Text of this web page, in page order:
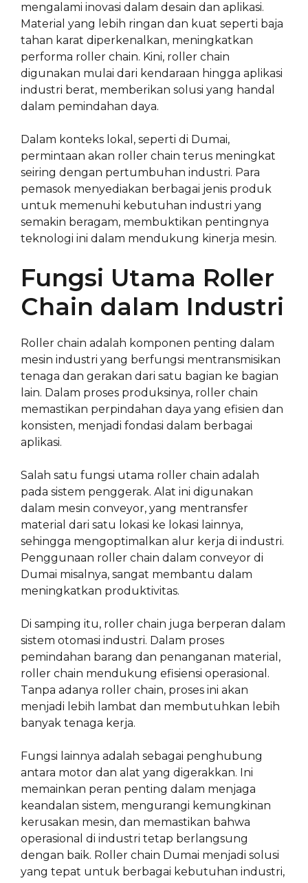
mengalami inovasi dalam desain dan aplikasi.
Material yang lebih ringan dan kuat seperti baja
tahan karat diperkenalkan, meningkatkan
performa roller chain. Kini, roller chain
digunakan mulai dari kendaraan hingga aplikasi
industri berat, memberikan solusi yang handal
dalam pemindahan daya.
Dalam konteks lokal, seperti di Dumai,
permintaan akan roller chain terus meningkat
seiring dengan pertumbuhan industri. Para
pemasok menyediakan berbagai jenis produk
untuk memenuhi kebutuhan industri yang
semakin beragam, membuktikan pentingnya
teknologi ini dalam mendukung kinerja mesin.
Fungsi Utama Roller
Chain dalam Industri
Roller chain adalah komponen penting dalam
mesin industri yang berfungsi mentransmisikan
tenaga dan gerakan dari satu bagian ke bagian
lain. Dalam proses produksinya, roller chain
memastikan perpindahan daya yang efisien dan
konsisten, menjadi fondasi dalam berbagai
aplikasi.
Salah satu fungsi utama roller chain adalah
pada sistem penggerak. Alat ini digunakan
dalam mesin conveyor, yang mentransfer
material dari satu lokasi ke lokasi lainnya,
sehingga mengoptimalkan alur kerja di industri.
Penggunaan roller chain dalam conveyor di
Dumai misalnya, sangat membantu dalam
meningkatkan produktivitas.
Di samping itu, roller chain juga berperan dalam
sistem otomasi industri. Dalam proses
pemindahan barang dan penanganan material,
roller chain mendukung efisiensi operasional.
Tanpa adanya roller chain, proses ini akan
menjadi lebih lambat dan membutuhkan lebih
banyak tenaga kerja.
Fungsi lainnya adalah sebagai penghubung
antara motor dan alat yang digerakkan. Ini
memainkan peran penting dalam menjaga
keandalan sistem, mengurangi kemungkinan
kerusakan mesin, dan memastikan bahwa
operasional di industri tetap berlangsung
dengan baik. Roller chain Dumai menjadi solusi
yang tepat untuk berbagai kebutuhan industri,